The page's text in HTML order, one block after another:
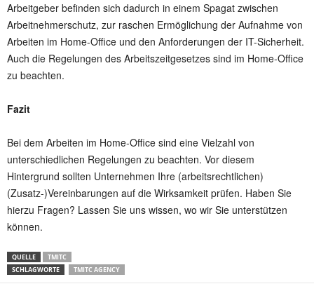
Arbeitgeber befinden sich dadurch in einem Spagat zwischen
Arbeitnehmerschutz, zur raschen Ermöglichung der Aufnahme von
Arbeiten im Home-Office und den Anforderungen der IT-Sicherheit.
Auch die Regelungen des Arbeitszeitgesetzes sind im Home-Office
zu beachten.
Fazit
Bei dem Arbeiten im Home-Office sind eine Vielzahl von
unterschiedlichen Regelungen zu beachten. Vor diesem
Hintergrund sollten Unternehmen Ihre (arbeitsrechtlichen)
(Zusatz-)Vereinbarungen auf die Wirksamkeit prüfen. Haben Sie
hierzu Fragen? Lassen Sie uns wissen, wo wir Sie unterstützen
können.
QUELLE
TMITC
SCHLAGWORTE
TMITC AGENCY